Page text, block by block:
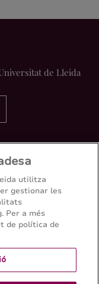
de Lleida
utilitza
gestionar les
Per a més
de política de